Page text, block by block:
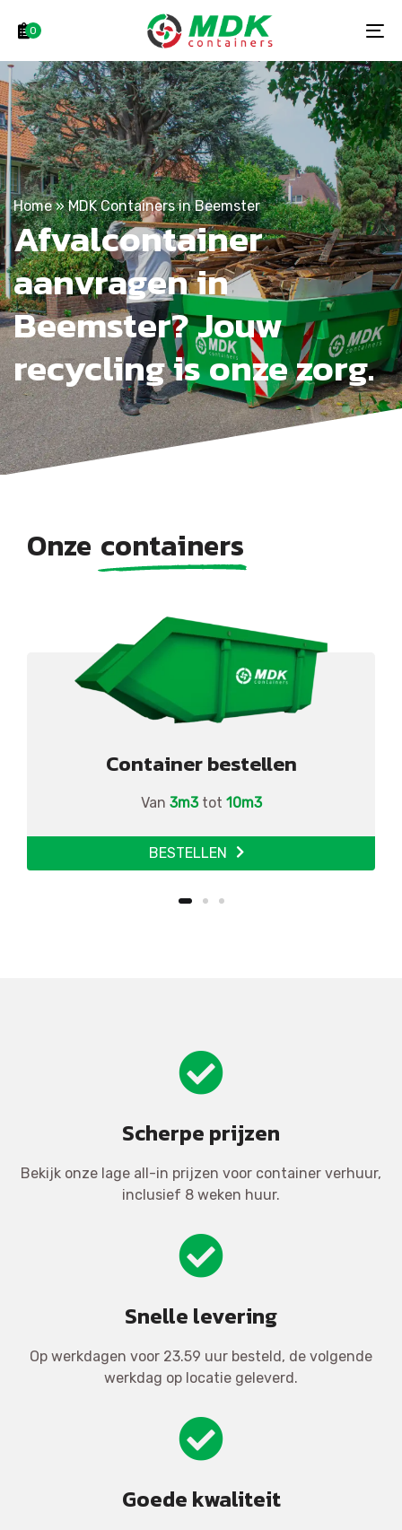
links
navigation
Skip
to
content
0
Home»MDK Containers in Beemster
Afvalcontainer
aanvragen in
Beemster? Jouw
recycling is onze zorg.
Onze containers
Container bestellen
Van 3m3 tot 10m3
BESTELLEN
Scherpe prijzen
Bekijk onze lage all-in prijzen voor container verhuur,
inclusief 8 weken huur.
Snelle levering
Op werkdagen voor 23.59 uur besteld, de volgende
werkdag op locatie geleverd.
Goede kwaliteit